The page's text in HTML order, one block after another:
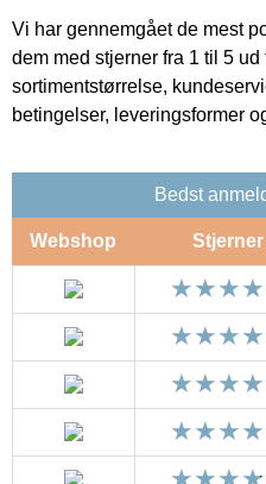
Vi har gennemgået de mest
dem med stjerner fra 1 til 5
sortimentstørrelse,
betingelser, leveringsformer
Bedst
Webshop Stjerner